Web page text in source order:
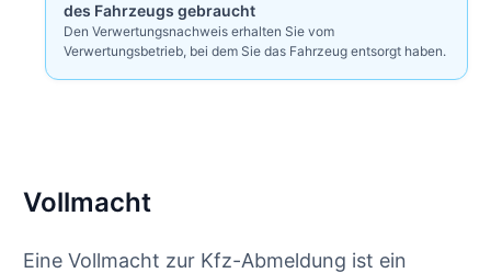
des Fahrzeugs gebraucht
Den Verwertungsnachweis erhalten Sie vom
Verwertungsbetrieb, bei dem Sie das Fahrzeug entsorgt haben.
Vollmacht
Eine Vollmacht zur Kfz-Abmeldung ist ein